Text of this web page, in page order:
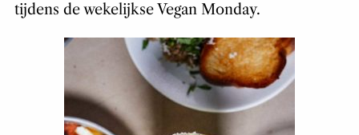
tijdens de wekelijkse Vegan Monday.